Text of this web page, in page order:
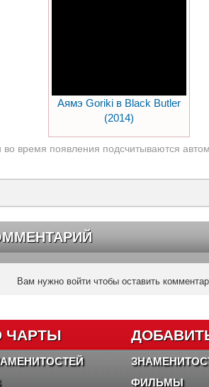
Аямэ Goriki в Black Butler
(2014)
во время появления подсчитываются
Вам нужно войти чтобы оставить
ЧАРТЫ
ФИЛЬМЫ